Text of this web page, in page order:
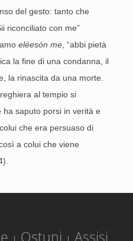
del gesto: tanto che
riconciliato con me”
eléesón me , “abbi pietà
la fine di una condanna, il
la rinascita da una morte.
al tempio si
saputo porsi in verità e
che era persuaso di
a colui che viene
Ostuni Assisi